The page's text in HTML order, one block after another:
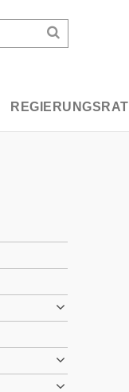
Suchen
REGIERUNGSRAT